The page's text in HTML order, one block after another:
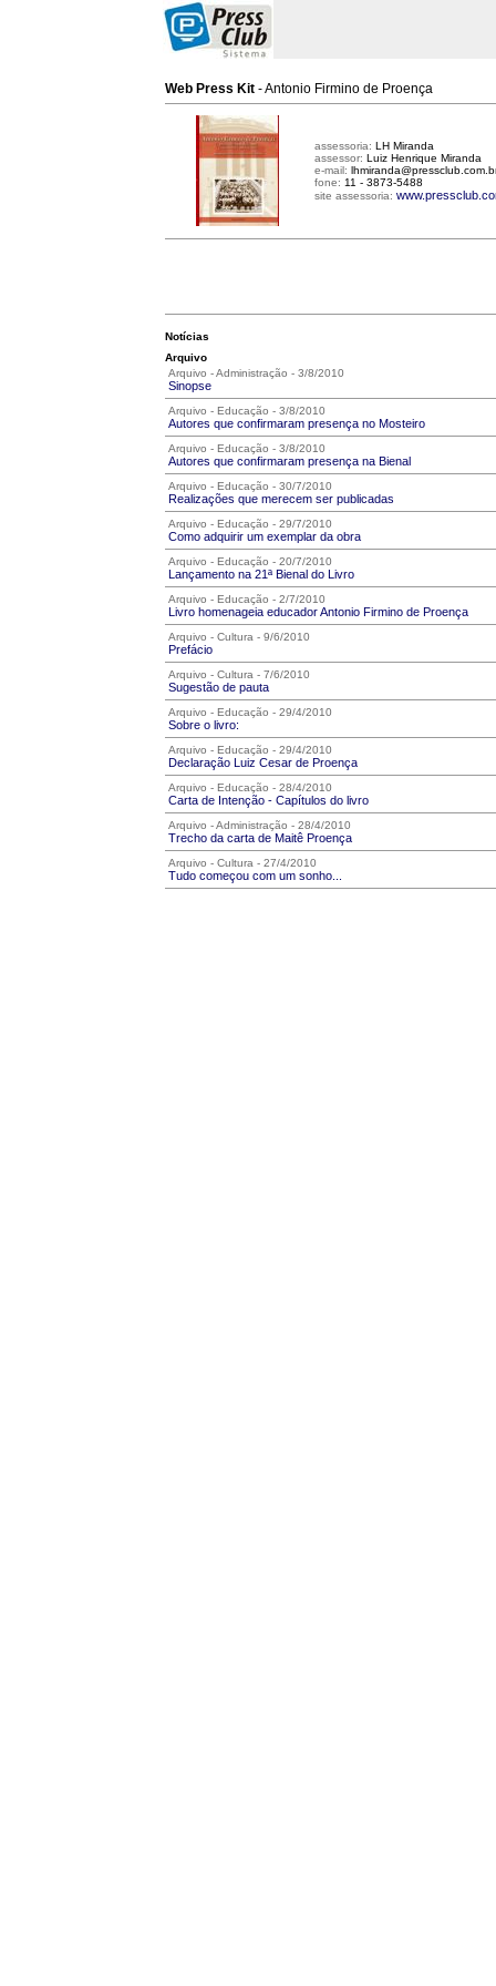
Web Press Kit - Antonio Firmino de Proença
assessoria: LH Miranda
assessor: Luiz Henrique Miranda
e-mail:
fone: 11 - 3873-5488
site assessoria:
Notícias
Arquivo
Arquivo - Administração - 3/8/2010
Sinopse
Arquivo - Educação - 3/8/2010
Autores que confirmaram presença no Mosteiro
Arquivo - Educação - 3/8/2010
Autores que confirmaram presença na Bienal
Arquivo - Educação - 30/7/2010
Realizações que merecem ser publicadas
Arquivo - Educação - 29/7/2010
Como adquirir um exemplar da obra
Arquivo - Educação - 20/7/2010
Lançamento na 21ª Bienal do Livro
Arquivo - Educação - 2/7/2010
Livro homenageia educador Antonio Firmino de Proença
Arquivo - Cultura - 9/6/2010
Prefácio
Arquivo - Cultura - 7/6/2010
Sugestão de pauta
Arquivo - Educação - 29/4/2010
Sobre o livro:
Arquivo - Educação - 29/4/2010
Declaração Luiz Cesar de Proença
Arquivo - Educação - 28/4/2010
Carta de Intenção - Capítulos do livro
Arquivo - Administração - 28/4/2010
Trecho da carta de Maitê Proença
Arquivo - Cultura - 27/4/2010
Tudo começou com um sonho...